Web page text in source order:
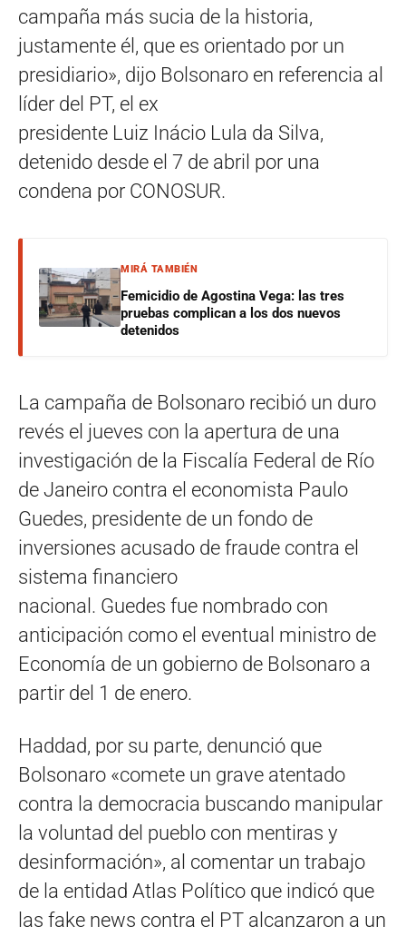
campaña más sucia de la historia,
justamente él, que es orientado por un
presidiario», dijo Bolsonaro en referencia al
líder del PT, el ex
presidente Luiz Inácio Lula da Silva,
detenido desde el 7 de abril por una
condena por CONOSUR.
MIRÁ TAMBIÉN
Femicidio de Agostina Vega: las tres
pruebas complican a los dos nuevos
detenidos
La campaña de Bolsonaro recibió un duro
revés el jueves con la apertura de una
investigación de la Fiscalía Federal de Río
de Janeiro contra el economista Paulo
Guedes, presidente de un fondo de
inversiones acusado de fraude contra el
sistema financiero
nacional. Guedes fue nombrado con
anticipación como el eventual ministro de
Economía de un gobierno de Bolsonaro a
partir del 1 de enero.
Haddad, por su parte, denunció que
Bolsonaro «comete un grave atentado
contra la democracia buscando manipular
la voluntad del pueblo con mentiras y
desinformación», al comentar un trabajo
de la entidad Atlas Político que indicó que
las fake news contra el PT alcanzaron a un